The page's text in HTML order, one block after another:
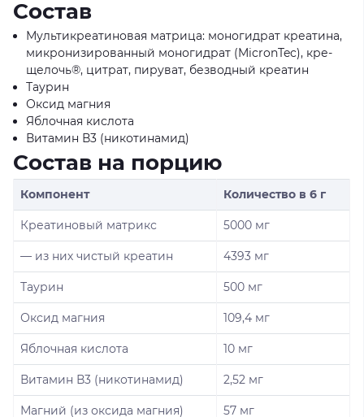
Состав
Мультикреатиновая матрица: моногидрат креатина,
микронизированный моногидрат (MicronTec), кре-
щелочь®, цитрат, пируват, безводный креатин
Таурин
Оксид магния
Яблочная кислота
Витамин В3 (никотинамид)
Состав на порцию
Компонент Количество в 6 г
Креатиновый матрикс 5000 мг
— из них чистый креатин 4393 мг
Таурин 500 мг
Оксид магния 109,4 мг
Яблочная кислота 10 мг
Витамин В3 (никотинамид) 2,52 мг
Магний (из оксида магния) 57 мг